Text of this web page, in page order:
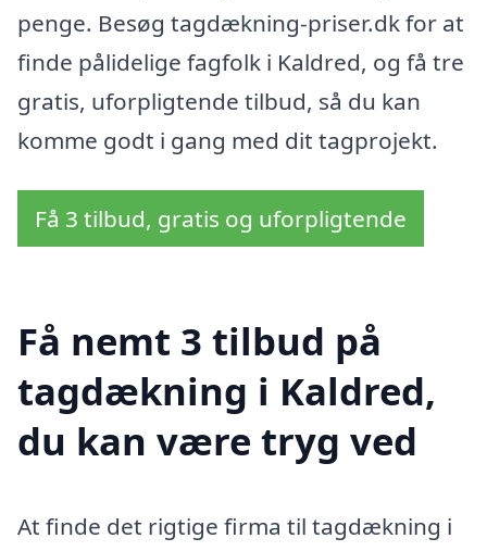
penge. Besøg tagdækning-priser.dk for at
finde pålidelige fagfolk i Kaldred, og få tre
gratis, uforpligtende tilbud, så du kan
komme godt i gang med dit tagprojekt.
Få 3 tilbud, gratis og uforpligtende
Få nemt 3 tilbud på
tagdækning i Kaldred,
du kan være tryg ved
At finde det rigtige firma til tagdækning i